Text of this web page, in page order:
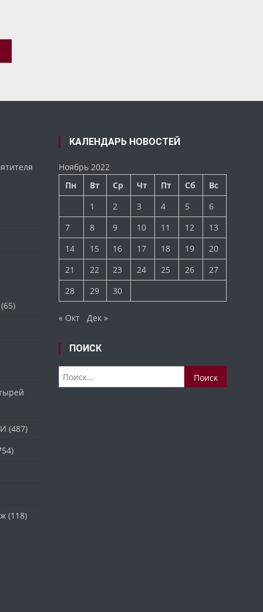
(65)
(487)
(118)
КАЛЕНДАРЬ НОВОСТЕЙ
Ноябрь 2022
Пн
Вт Ср Чт Пт Сб
Вс
1
2 3 4 5
6
7
8 9 10 11 12
13
14
15 16 17 18 19
20
21
22 23 24 25 26
27
28
29 30
« Окт Дек »
ПОИСК
Найти: